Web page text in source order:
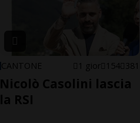
CANTONE 1 gior 154 381
Nicolò Casolini lascia
la RSI